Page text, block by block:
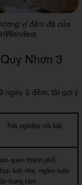
vị đậm đà của
Nhơn 3
ngày 2 đêm, tôi gợi ý
Trải nghiệm nổi bật
quen thành phố,
ảnh nhẹ, ngắm biển
trung tâm